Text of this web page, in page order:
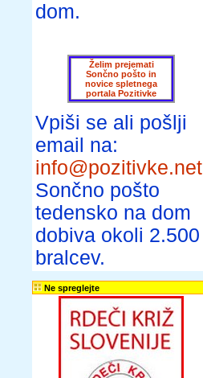
dom.
Želim prejemati
Sončno pošto in
novice spletnega
portala Pozitivke
Vpiši se ali pošlji
email na:
info@pozitivke.net
Sončno pošto
tedensko na dom
dobiva okoli 2.500
bralcev.
Ne spreglejte